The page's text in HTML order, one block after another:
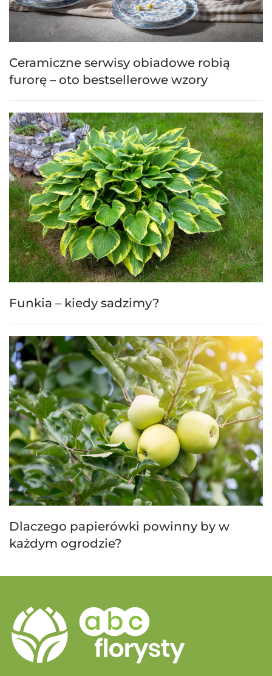
Ceramiczne serwisy obiadowe robią
furorę – oto bestsellerowe wzory
Funkia – kiedy sadzimy?
Dlaczego papierówki powinny by w
każdym ogrodzie?